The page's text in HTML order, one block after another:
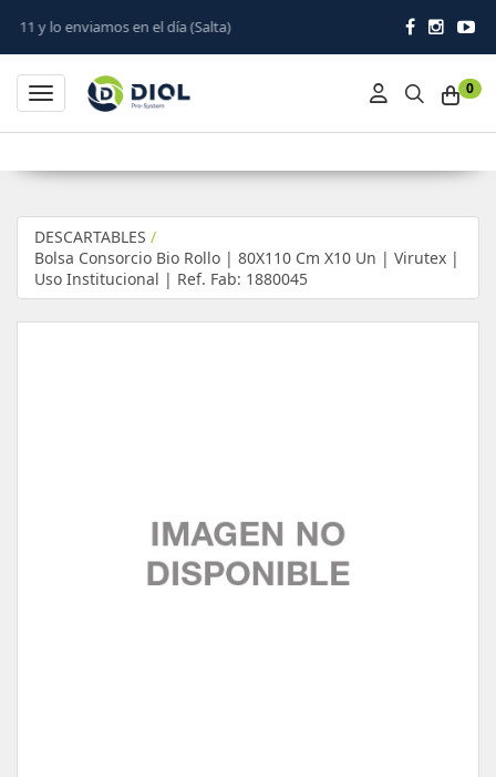
en el día (Salta)
0
Toggle navigation
DESCARTABLES /
Bolsa Consorcio Bio Rollo | 80X110 Cm X10 Un | Virutex |
Uso Institucional | Ref. Fab: 1880045